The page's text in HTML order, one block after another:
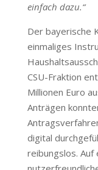
einfach dazu.“
Der bayerische
einmaliges
CSU-Fraktion
Millionen Euro
Anträgen
digital
reibungslos. Auf